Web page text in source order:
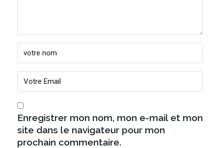
Enregistrer mon nom, mon e-mail et mon
site dans le navigateur pour mon
prochain commentaire.